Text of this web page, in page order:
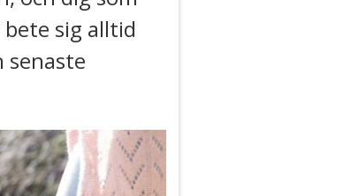
sig alltid